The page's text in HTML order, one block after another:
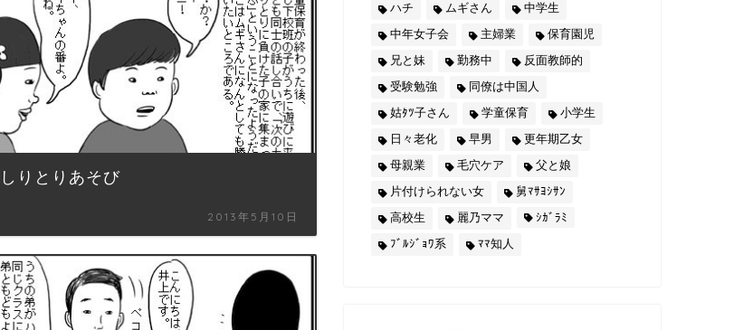
しりとりあそび
2013年5月10日
ハチ
ムギさん
中学生
中年女子会
主婦業
保育園児
兄と妹
勤務中
反面教師的
受験勉強
同僚は中国人
姑ﾀﾂ子さん
学童保育
小学生
日々老化
早男
更年期乙女
母親業
毛穴ケア
父と娘
片付けられない女
舅ﾏｻﾖｼｻﾝ
高校生
麗乃ママ
ｼｶﾞﾗﾐ
ﾌﾞﾙｼﾞｮﾜ系
ﾏﾏ知人